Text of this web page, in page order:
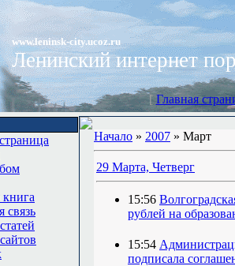
www.leninsk-city.ucoz.ru
Ленинский интернет
[Главная
книга
связь
Начало » 2007 » Март
29 Марта, Четверг
15:56
рублей на
15:54
подписала